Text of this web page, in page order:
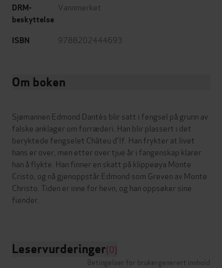
DRM-
beskyttelse
Vannmerket
ISBN 9788202444693
Om boken
Sjømannen Edmond Dantès blir satt i fengsel på grunn av
falske anklager om forræderi. Han blir plassert i det
beryktede fengselet Châteu d'If. Han frykter at livet
hans er over, men etter over tjue år i fangenskap klarer
han å flykte. Han finner en skatt på klippeøya Monte
Cristo, og nå gjenoppstår Edmond som Greven av Monte
Christo. Tiden er inne for hevn, og han oppsøker sine
fiender.
Leservurderinger(0)
Betingelser for brukergenerert innhold